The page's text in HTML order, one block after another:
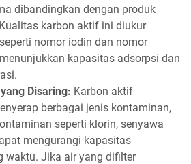
dibandingkan dengan produk
karbon aktif ini diukur
nomor iodin dan nomor
kapasitas adsorpsi dan
Disaring: Karbon aktif
berbagai jenis kontaminan,
seperti klorin, senyawa
mengurangi kapasitas
waktu. Jika air yang difilter